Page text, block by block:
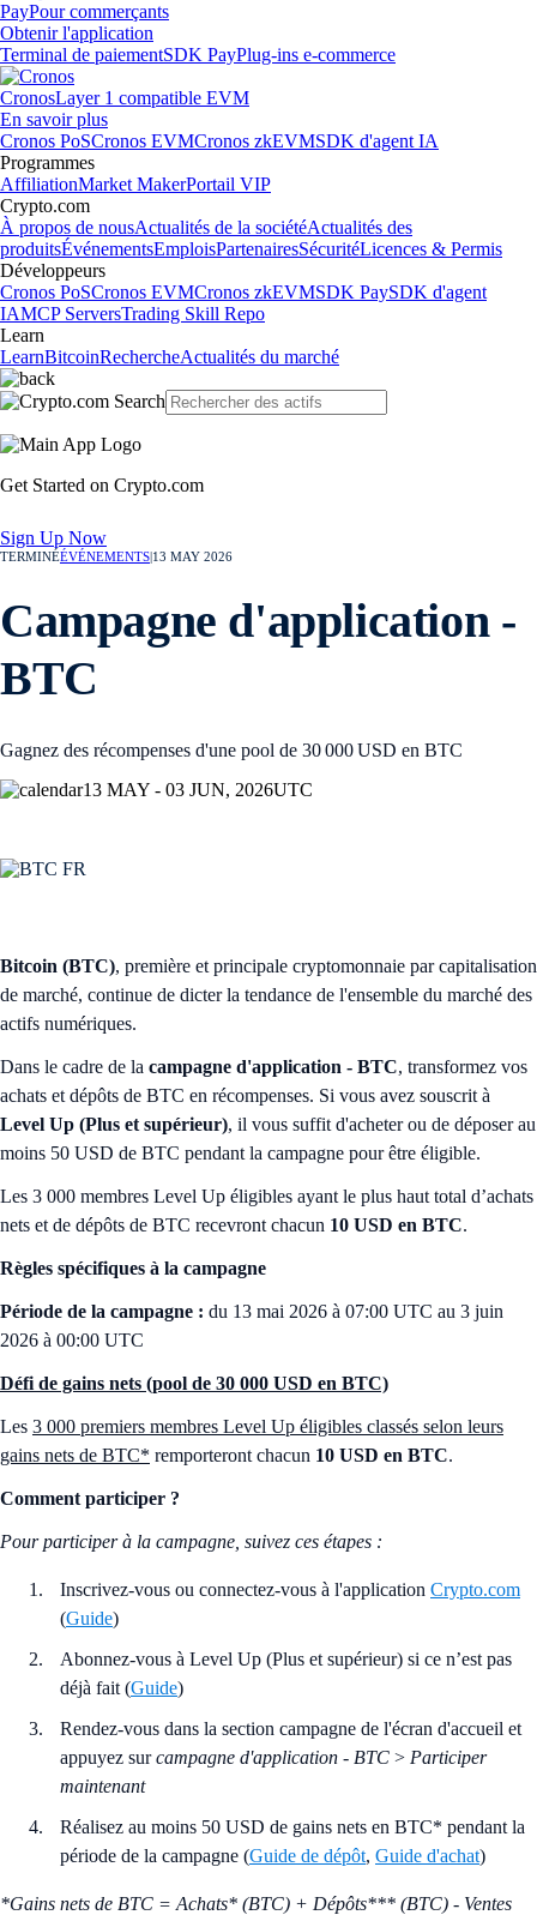
PayPour commerçants
Obtenir l'application
Terminal de paiementSDK PayPlug-ins e-commerce
CronosLayer 1 compatible EVM
En savoir plus
Cronos PoSCronos EVMCronos zkEVMSDK d'agent IA
Programmes
AffiliationMarket MakerPortail VIP
Crypto.com
À propos de nousActualités de la sociétéActualités des
produitsÉvénementsEmploisPartenairesSécuritéLicences & Permis
Développeurs
Cronos PoSCronos EVMCronos zkEVMSDK PaySDK d'agent
IAMCP ServersTrading Skill Repo
Learn
LearnBitcoinRechercheActualités du marché
Get Started on Crypto.com
Sign Up Now
TERMINÉÉVÉNEMENTS 13 MAY 2026
Campagne d'application -
BTC
Gagnez des récompenses d'une pool de 30 000 USD en BTC
13 MAY - 03 JUN, 2026UTC
Bitcoin (BTC), première et principale cryptomonnaie par capitalisation
de marché, continue de dicter la tendance de l'ensemble du marché des
actifs numériques.
Dans le cadre de la campagne d'application - BTC, transformez vos
achats et dépôts de BTC en récompenses. Si vous avez souscrit à
Level Up (Plus et supérieur), il vous suffit d'acheter ou de déposer au
moins 50 USD de BTC pendant la campagne pour être éligible.
Les 3 000 membres Level Up éligibles ayant le plus haut total d’achats
nets et de dépôts de BTC recevront chacun 10 USD en BTC.
Règles spécifiques à la campagne
Période de la campagne : du 13 mai 2026 à 07:00 UTC au 3 juin
2026 à 00:00 UTC
Défi de gains nets (pool de 30 000 USD en BTC)
Les 3 000 premiers membres Level Up éligibles classés selon leurs
gains nets de BTC* remporteront chacun 10 USD en BTC.
Comment participer ?
Pour participer à la campagne, suivez ces étapes :
Inscrivez-vous ou connectez-vous à l'application Crypto.com
(Guide)
Abonnez-vous à Level Up (Plus et supérieur) si ce n’est pas
déjà fait (Guide)
Rendez-vous dans la section campagne de l'écran d'accueil et
appuyez surcampagne d'application - BTC > Participer
maintenant
Réalisez au moins 50 USD de gains nets en BTC* pendant la
période de la campagne (Guide de dépôt, Guide d'achat)
*Gains nets de BTC = Achats* (BTC) + Dépôts*** (BTC) - Ventes